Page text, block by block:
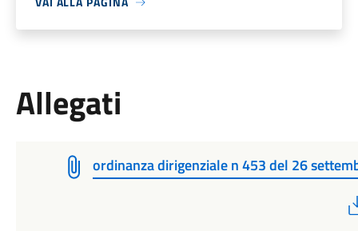
Allegati
ordinanza dirigenziale n 453 del 26